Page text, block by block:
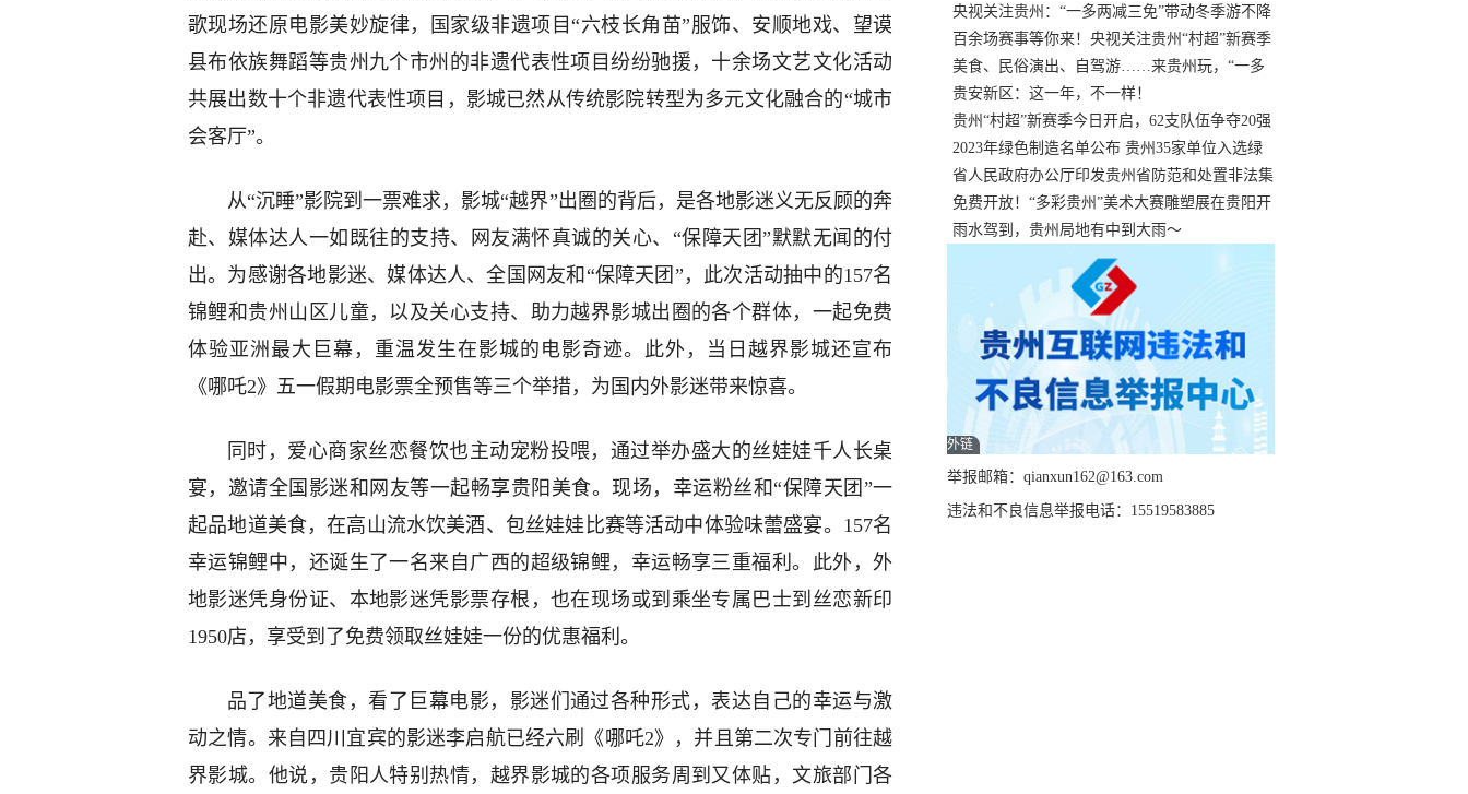
歌现场还原电影美妙旋律，国家级非遗项目“六枝长角苗”服饰、安顺地戏、望谟
县布依族舞蹈等贵州九个市州的非遗代表性项目纷纷驰援，十余场文艺文化活动
共展出数十个非遗代表性项目，影城已然从传统影院转型为多元文化融合的“城市
会客厅”。
从“沉睡”影院到一票难求，影城“越界”出圈的背后，是各地影迷义无反顾的奔
赴、媒体达人一如既往的支持、网友满怀真诚的关心、“保障天团”默默无闻的付
出。为感谢各地影迷、媒体达人、全国网友和“保障天团”，此次活动抽中的157名
锦鲤和贵州山区儿童，以及关心支持、助力越界影城出圈的各个群体，一起免费
体验亚洲最大巨幕，重温发生在影城的电影奇迹。此外，当日越界影城还宣布
《哪吒2》五一假期电影票全预售等三个举措，为国内外影迷带来惊喜。
同时，爱心商家丝恋餐饮也主动宠粉投喂，通过举办盛大的丝娃娃千人长桌
宴，邀请全国影迷和网友等一起畅享贵阳美食。现场，幸运粉丝和“保障天团”一
起品地道美食，在高山流水饮美酒、包丝娃娃比赛等活动中体验味蕾盛宴。157名
幸运锦鲤中，还诞生了一名来自广西的超级锦鲤，幸运畅享三重福利。此外，外
地影迷凭身份证、本地影迷凭影票存根，也在现场或到乘坐专属巴士到丝恋新印
1950店，享受到了免费领取丝娃娃一份的优惠福利。
品了地道美食，看了巨幕电影，影迷们通过各种形式，表达自己的幸运与激
动之情。来自四川宜宾的影迷李启航已经六刷《哪吒2》，并且第二次专门前往越
界影城。他说，贵阳人特别热情，越界影城的各项服务周到又体贴，文旅部门各
错过
央视关注贵州：“一多两减三免”带动冬季游不降
温
百余场赛事等你来！央视关注贵州“村超”新赛季
正式“打响”
美食、民俗演出、自驾游……来贵州玩，“一多
两减三免”！
贵安新区：这一年，不一样！
贵州“村超”新赛季今日开启，62支队伍争夺20强
名额
2023年绿色制造名单公布 贵州35家单位入选绿
色工厂
省人民政府办公厅印发贵州省防范和处置非法集
资工作实施细则
免费开放！“多彩贵州”美术大赛雕塑展在贵阳开
展，持续至1月19日
雨水驾到，贵州局地有中到大雨～
外链
举报邮箱：qianxun162@163.com
违法和不良信息举报电话：15519583885